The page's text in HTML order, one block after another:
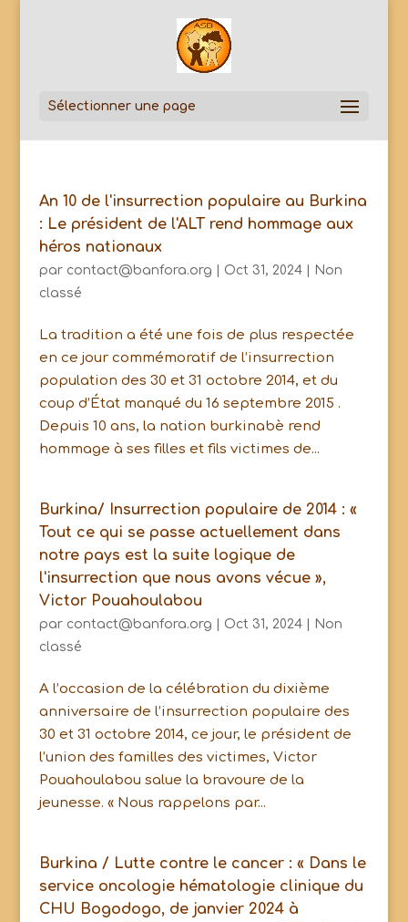
Sélectionner une page
An 10 de l'insurrection populaire au Burkina
: Le président de l'ALT rend hommage aux
héros nationaux
par contact@banfora.org Oct 31, 2024|
Non
classé
La tradition a été une fois de plus respectée
en ce jour commémoratif de l’insurrection
population des 30 et 31 octobre 2014, et du
coup d’État manqué du 16 septembre 2015 .
Depuis 10 ans, la nation burkinabè rend
hommage à ses filles et fils victimes de...
Burkina/ Insurrection populaire de 2014 : «
Tout ce qui se passe actuellement dans
notre pays est la suite logique de
l'insurrection que nous avons vécue »,
Victor Pouahoulabou
par contact@banfora.org Oct 31, 2024|
Non
classé
A l’occasion de la célébration du dixième
anniversaire de l’insurrection populaire des
30 et 31 octobre 2014, ce jour, le président de
l’union des familles des victimes, Victor
Pouahoulabou salue la bravoure de la
jeunesse. « Nous rappelons par...
Burkina / Lutte contre le cancer : « Dans le
service oncologie hématologie clinique du
CHU Bogodogo, de janvier 2024 à